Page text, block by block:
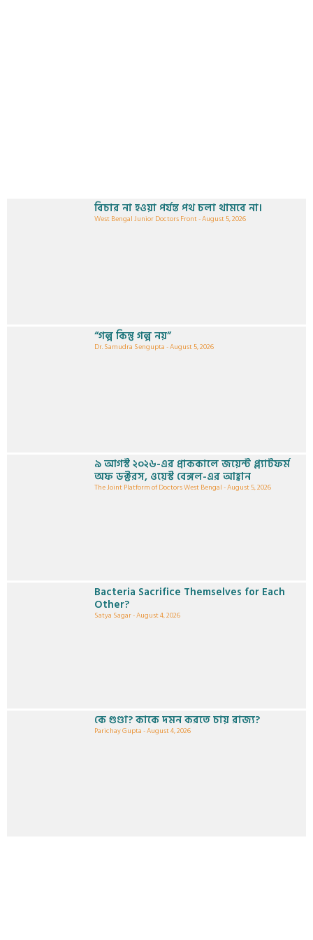
বিচার না হওয়া পর্যন্ত পথ চলা থামবে না।
West Bengal Junior Doctors Front August 5, 2026
“গল্প কিন্তু গল্প নয়”
Dr. Samudra Sengupta August 5, 2026
৯ আগস্ট ২০২৬-এর প্রাককালে জয়েন্ট প্ল্যাটফর্ম
অফ ডক্টরস, ওয়েস্ট বেঙ্গল-এর আহ্বান
The Joint Platform of Doctors West Bengal August 5, 2026
Bacteria Sacrifice Themselves for Each
Other?
Satya Sagar August 4, 2026
কে গুণ্ডা? কাকে দমন করতে চায় রাজ্য?
Parichay Gupta August 4, 2026